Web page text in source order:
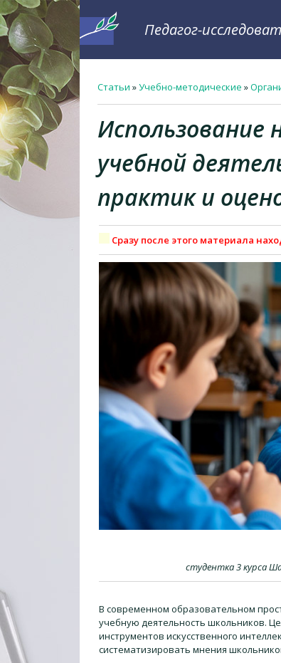
Педагог-
Статьи »Учебно-методические »
Использование
учебной
практик и
Сразу после этого материала
студентка 3 курса
В современном образовательном
учебную деятельность школьников.
инструментов искусственного
систематизировать мнения